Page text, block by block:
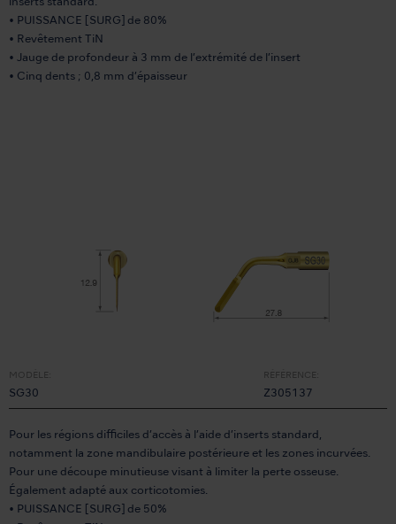
inserts standard.
• PUISSANCE [SURG] de 80%
• Revêtement TiN
• Jauge de profondeur à 3 mm de l’extrémité de l’insert
• Cinq dents ; 0,8 mm d’épaisseur
MODÈLE:
SG30
RÉFÉRENCE:
Z305137
Pour les régions difficiles d’accès à l’aide d’inserts standard,
notamment la zone mandibulaire postérieure et les zones incurvées.
Pour une découpe minutieuse visant à limiter la perte osseuse.
Également adapté aux corticotomies.
• PUISSANCE [SURG] de 50%